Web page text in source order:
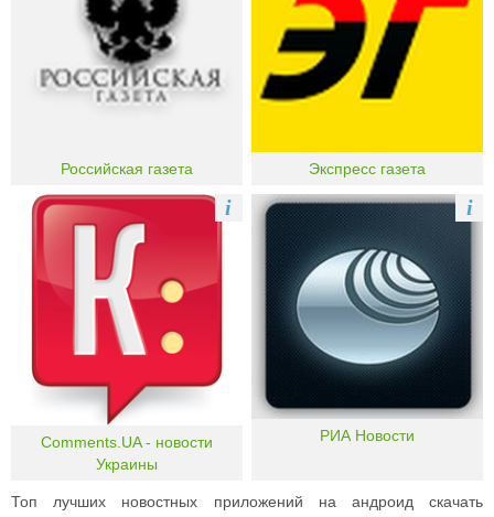
Российская газета Экспресс газета
Comments.UA - новости
Украины
i
РИА Новости
i
Топ лучших новостных приложений на андроид скачать